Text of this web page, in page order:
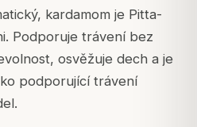
kardamom je Pitta-
Podporuje trávení bez
osvěžuje dech a je
podporující trávení